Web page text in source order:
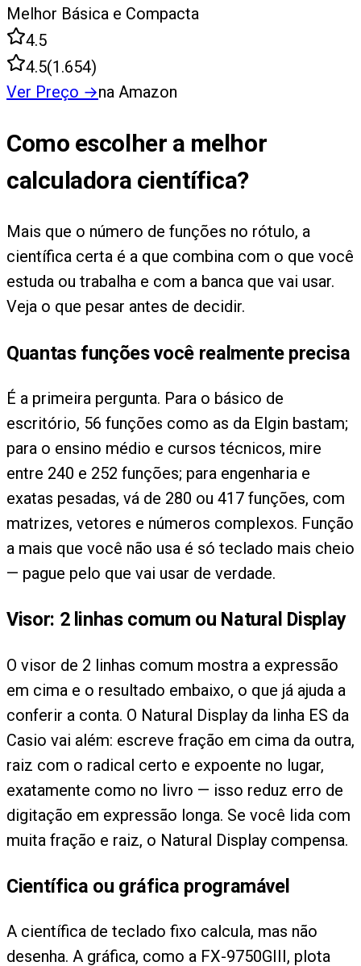
Melhor Básica e Compacta
4.5
4.5(1.654)
Ver Preço →na Amazon
Como escolher a melhor
calculadora científica?
Mais que o número de funções no rótulo, a
científica certa é a que combina com o que você
estuda ou trabalha e com a banca que vai usar.
Veja o que pesar antes de decidir.
Quantas funções você realmente precisa
É a primeira pergunta. Para o básico de
escritório, 56 funções como as da Elgin bastam;
para o ensino médio e cursos técnicos, mire
entre 240 e 252 funções; para engenharia e
exatas pesadas, vá de 280 ou 417 funções, com
matrizes, vetores e números complexos. Função
a mais que você não usa é só teclado mais cheio
— pague pelo que vai usar de verdade.
Visor: 2 linhas comum ou Natural Display
O visor de 2 linhas comum mostra a expressão
em cima e o resultado embaixo, o que já ajuda a
conferir a conta. O Natural Display da linha ES da
Casio vai além: escreve fração em cima da outra,
raiz com o radical certo e expoente no lugar,
exatamente como no livro — isso reduz erro de
digitação em expressão longa. Se você lida com
muita fração e raiz, o Natural Display compensa.
Científica ou gráfica programável
A científica de teclado fixo calcula, mas não
desenha. A gráfica, como a FX-9750GIII, plota